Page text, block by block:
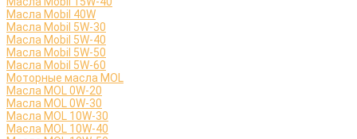
Масла Mobil 40W
Масла Mobil 5W-30
Масла Mobil 5W-40
Масла Mobil 5W-50
Масла Mobil 5W-60
Моторные масла MOL
Масла MOL 0W-20
Масла MOL 0W-30
Масла MOL 10W-30
Масла MOL 10W-40